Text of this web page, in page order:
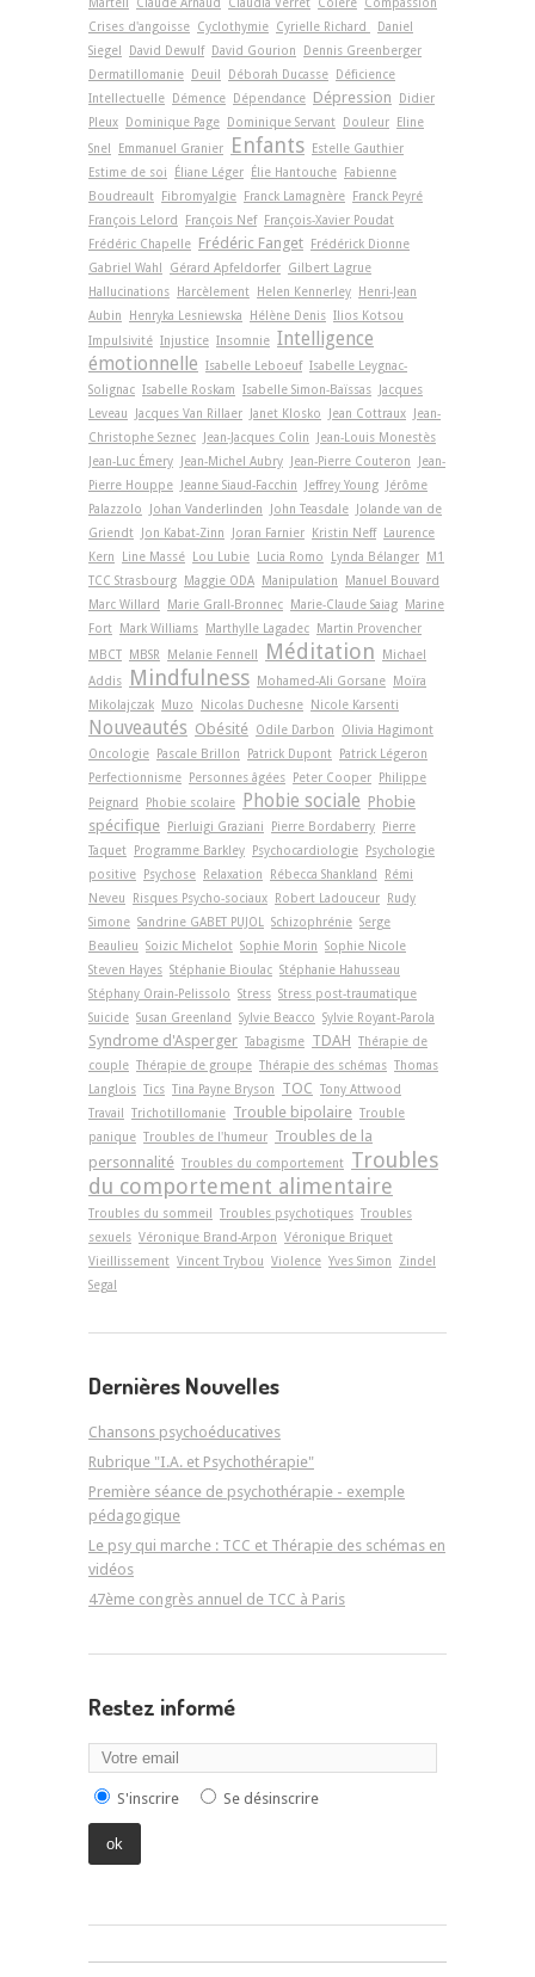
Crises d'angoisse Cyclothymie Cyrielle Richard
Daniel
Siegel
David Dewulf David Gourion
Dennis Greenberger
Dermatillomanie Deuil Déborah Ducasse Déficience
Intellectuelle Démence Dépendance Dépression
Didier
Pleux Dominique Page Dominique Servant Douleur Eline
Snel
Emmanuel Granier Enfants Estelle Gauthier
Estime de soi
Éliane Léger Élie Hantouche Fabienne
Boudreault Fibromyalgie Franck Lamagnère Franck Peyré
François Lelord
François Nef François-Xavier Poudat
Frédéric Chapelle Frédéric Fanget Frédérick Dionne
Gabriel Wahl
Gérard Apfeldorfer Gilbert Lagrue
Hallucinations Harcèlement Helen Kennerley Henri-Jean
Aubin
Henryka Lesniewska Hélène Denis Ilios Kotsou
Impulsivité Injustice Insomnie Intelligence
émotionnelle Isabelle Leboeuf Isabelle Leygnac-
Solignac Isabelle Roskam Isabelle Simon-Baïssas Jacques
Leveau
Jacques Van Rillaer Janet Klosko Jean Cottraux Jean-
Christophe Seznec Jean-Jacques Colin
Jean-Louis Monestès
Jean-Luc Émery Jean-Michel Aubry Jean-Pierre Couteron
Jean-
Pierre Houppe Jeanne Siaud-Facchin Jeffrey Young Jérôme
Palazzolo
Johan Vanderlinden John Teasdale Jolande van de
Griendt Jon Kabat-Zinn Joran Farnier Kristin Neff Laurence
Kern
Line Massé Lou Lubie Lucia Romo Lynda Bélanger M1
TCC Strasbourg Maggie ODA Manipulation
Manuel Bouvard
Marc Willard
Marie Grall-Bronnec Marie-Claude Saiag Marine
Fort Mark Williams Marthylle Lagadec Martin Provencher
MBCT MBSR Melanie Fennell Méditation
Michael
Addis
Mindfulness Mohamed-Ali Gorsane Moïra
Mikolajczak Muzo Nicolas Duchesne Nicole Karsenti
Nouveautés Obésité Odile Darbon
Olivia Hagimont
Oncologie Pascale Brillon Patrick Dupont Patrick Légeron
Perfectionnisme Personnes âgées Peter Cooper Philippe
Peignard
Phobie scolaire Phobie sociale Phobie
spécifique Pierluigi Graziani Pierre Bordaberry Pierre
Taquet Programme Barkley Psychocardiologie Psychologie
positive Psychose Relaxation Rébecca Shankland
Rémi
Neveu
Risques Psycho-sociaux Robert Ladouceur Rudy
Simone Sandrine GABET PUJOL Schizophrénie Serge
Beaulieu Soizic Michelot Sophie Morin Sophie Nicole
Steven Hayes Stéphanie Bioulac Stéphanie Hahusseau
Stéphany Orain-Pelissolo Stress Stress post-traumatique
Suicide Susan Greenland Sylvie Beacco Sylvie Royant-Parola
Syndrome d'Asperger Tabagisme TDAH Thérapie de
couple Thérapie de groupe Thérapie des schémas Thomas
Langlois Tics Tina Payne Bryson TOC Tony Attwood
Travail Trichotillomanie Trouble bipolaire Trouble
panique Troubles de l'humeur Troubles de la
personnalité Troubles du comportement Troubles
du comportement alimentaire
Troubles du sommeil Troubles psychotiques Troubles
sexuels Véronique Brand-Arpon Véronique Briquet
Vieillissement Vincent Trybou Violence Yves Simon
Zindel
Segal
Dernières Nouvelles
Chansons psychoéducatives
Rubrique "I.A. et Psychothérapie"
Première séance de psychothérapie - exemple
pédagogique
Le psy qui marche : TCC et Thérapie des schémas en
vidéos
47ème congrès annuel de TCC à Paris
Restez informé
S'inscrire Se désinscrire